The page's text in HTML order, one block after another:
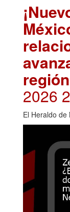
región
2026
El Heraldo de